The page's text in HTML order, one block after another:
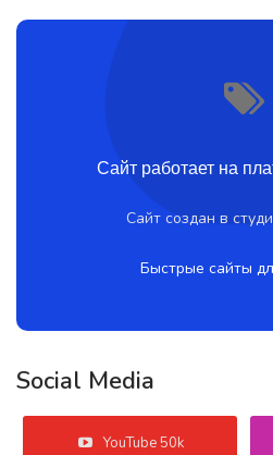
Сайт работает на
Сайт создан в
Быстрые сайты
Social Media
YouTube 50k